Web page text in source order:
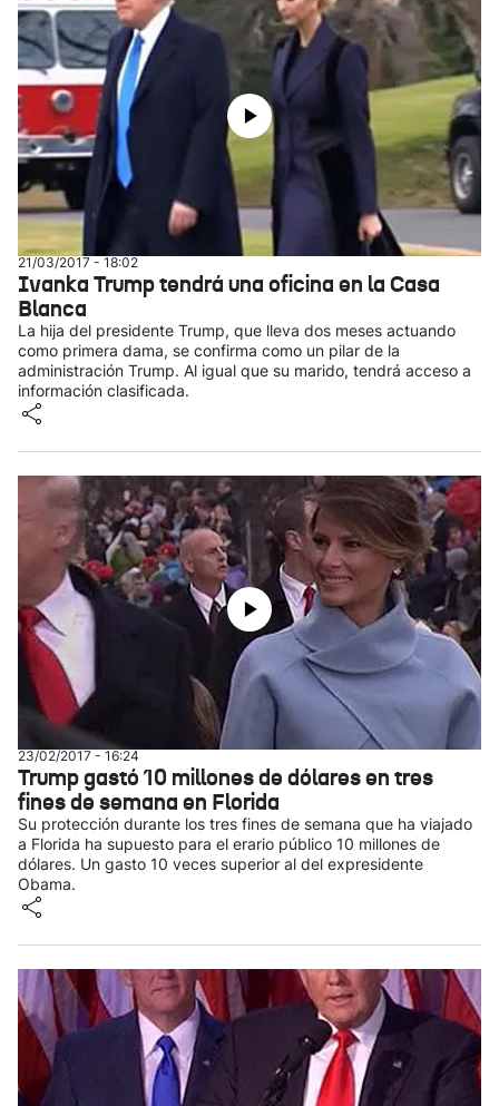
21/03/2017 - 18:02
Ivanka Trump tendrá una oficina en la Casa
Blanca
La hija del presidente Trump, que lleva dos meses actuando
como primera dama, se confirma como un pilar de la
administración Trump. Al igual que su marido, tendrá acceso a
información clasificada.
23/02/2017 - 16:24
Trump gastó 10 millones de dólares en tres
fines de semana en Florida
Su protección durante los tres fines de semana que ha viajado
a Florida ha supuesto para el erario público 10 millones de
dólares. Un gasto 10 veces superior al del expresidente
Obama.